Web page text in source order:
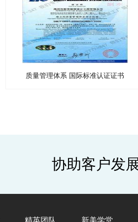
质量管理体系 国际标准认证证书
协助客户发
精英团队 新美学堂